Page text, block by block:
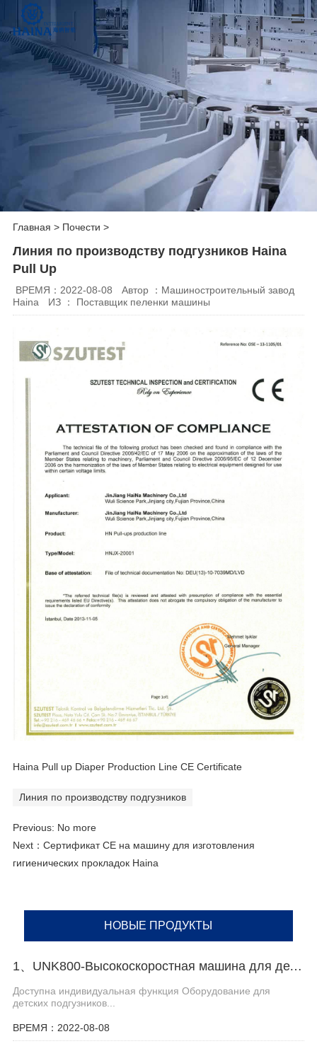
Главная > Почести >
Линия по производству подгузников Haina
Pull Up
ВРЕМЯ：2022-08-08
Автор ：Машиностроительный завод
Haina
ИЗ ： Поставщик пеленки машины
Haina Pull up Diaper Production Line CE Certificate
Линия по производству подгузников
Previous: No more
Next： Сертификат CE на машину для изготовления
гигиенических прокладок Haina
НОВЫЕ ПРОДУКТЫ
1、UNK800-Высокоскоростная машина для детских подгузников
Доступна индивидуальная функция Оборудование для
детских подгузников​...
ВРЕМЯ：2022-08-08